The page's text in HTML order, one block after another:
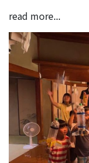
read more...